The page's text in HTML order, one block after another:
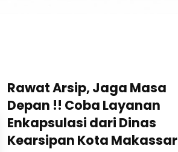
Rawat Arsip, Jaga Masa
Depan !! Coba Layanan
Enkapsulasi dari Dinas
Kearsipan Kota Makassar